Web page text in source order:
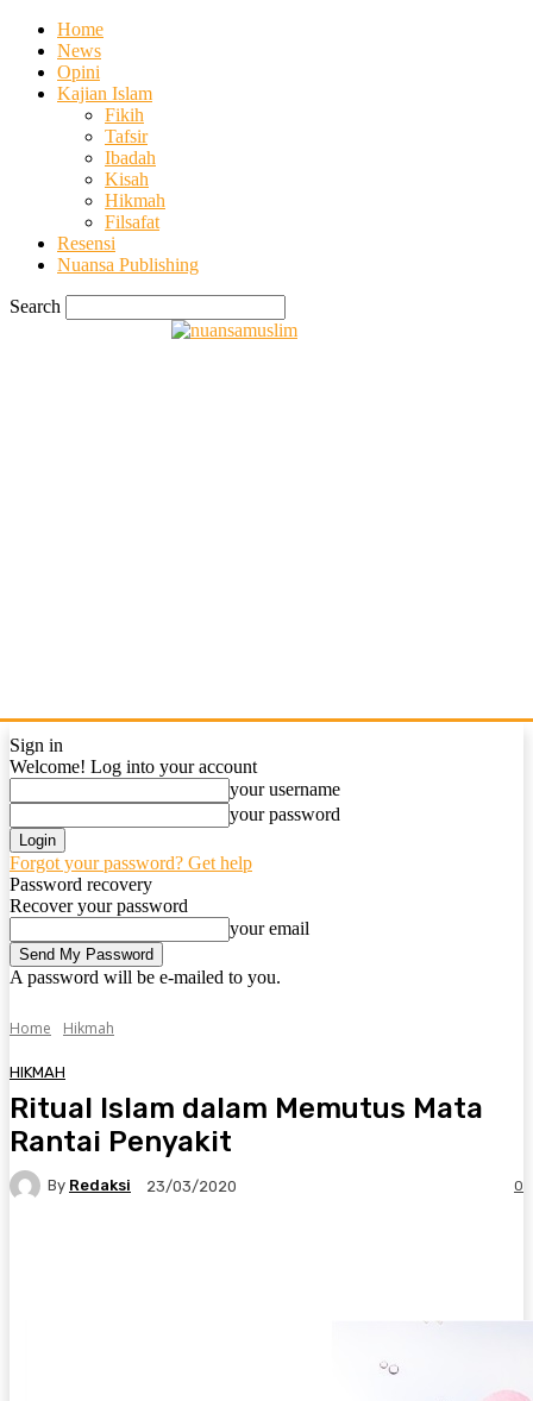
Home
News
Opini
Kajian Islam
Fikih
Tafsir
Ibadah
Kisah
Hikmah
Filsafat
Resensi
Nuansa Publishing
Search
Sign in
Welcome! Log into your account
your username
your password
Forgot your password? Get help
Password recovery
Recover your password
your email
A password will be e-mailed to you.
Home Hikmah
HIKMAH
Ritual Islam dalam Memutus Mata
Rantai Penyakit
By Redaksi 23/03/2020 0